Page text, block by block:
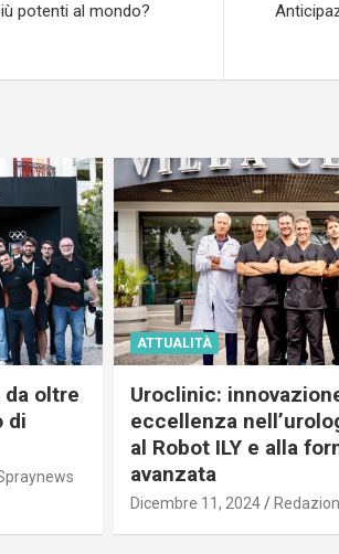
potenti al mondo?
da oltre
di
ATTUALITÀ
Uroclinic:
eccellenza
al Robot ILY e alla
avanzata
Dicembre 11, 2024